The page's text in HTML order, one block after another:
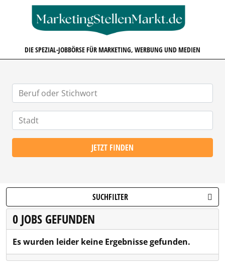
DIE SPEZIAL-JOBBÖRSE FÜR MARKETING, WERBUNG UND MEDIEN
JETZT FINDEN
SUCHFILTER
0 JOBS GEFUNDEN
Es wurden leider keine Ergebnisse gefunden.